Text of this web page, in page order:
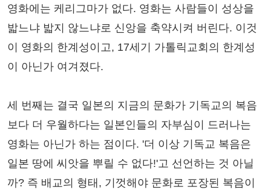
영화에는 케리그마가 없다. 영화는 사람들이 성상을
밟느냐 밟지 않느냐로 신앙을 축약시켜 버린다. 이것
이 영화의 한계성이고, 17세기 가톨릭교회의 한계성
이 아닌가 여겨졌다.
세 번째는 결국 일본의 지금의 문화가 기독교의 복음
보다 더 우월하다는 일본인들의 자부심이 드러나는
영화는 아닌가 하는 점이다. '더 이상 기독교 복음은
일본 땅에 씨앗을 뿌릴 수 없다!'고 선언하는 것 아닐
까? 즉 배교의 형태, 기껏해야 문화로 포장된 복음이